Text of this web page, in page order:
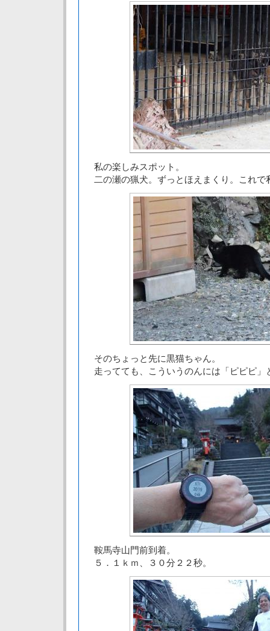
私の楽しみスポット。
二の瀬の猟犬。ずっとほえまくり。これで
そのちょっと先に黒猫ちゃん。
走ってても、こういうのんには「ピピピ」
鞍馬寺山門前到着。
５．１ｋｍ、３０分２２秒。